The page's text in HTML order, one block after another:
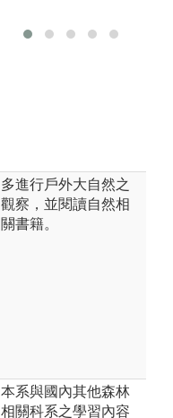
多進行戶外大自然之
觀察，並閱讀自然相
關書籍。
本系與國內其他森林
相關科系之學習內容